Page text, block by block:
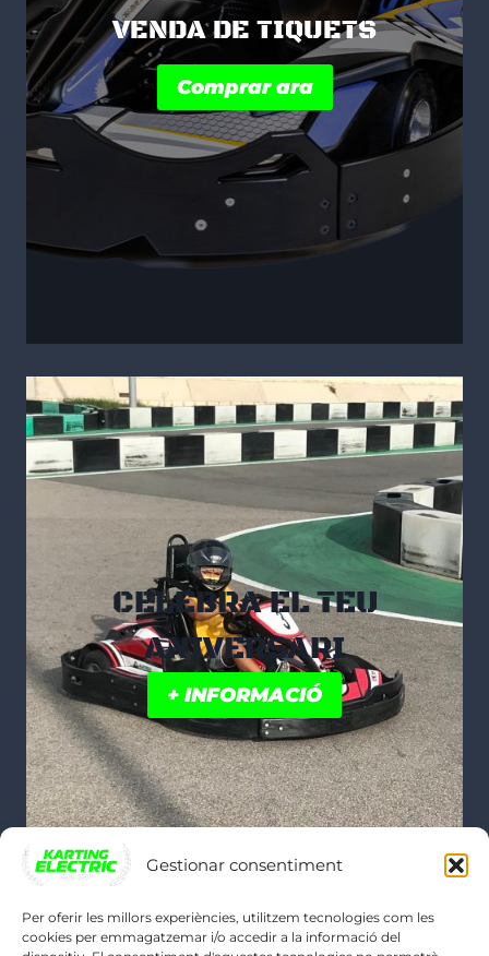
Gestionar consentiment
Per oferir les millors experiències, utilitzem tecnologies com les
cookies per emmagatzemar i/o accedir a la informació del
VENDA DE TIQUETS
Comprar ara
CELEBRA EL TEU
ANIVERSARI
+ INFORMACIÓ